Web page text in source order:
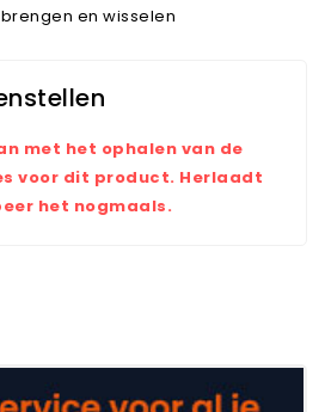
en wisselen
met het ophalen van de
voor dit product. Herlaadt
het nogmaals.